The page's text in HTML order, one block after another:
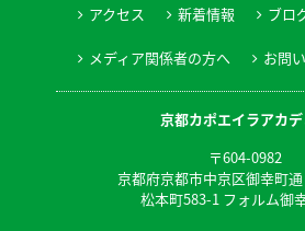
アクセス 新着情報 ブロ
メディア関係者の方へ お問
京都カポエイラアカ
〒604-0982
京都府京都市中京区御幸町
松本町583-1 フォルム御